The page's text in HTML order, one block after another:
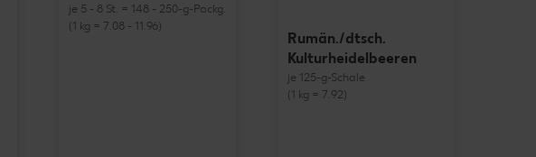
je 5 - 8 St. = 148 - 250-g-Packg.
(1 kg = 7.08 - 11.96)
Rumän./dtsch.
Kulturheidelbeeren
je 125-g-Schale
(1 kg = 7.92)